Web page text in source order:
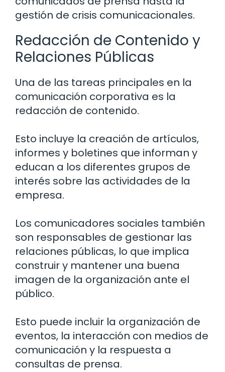
gestión de crisis comunicacionales.
Redacción de Contenido y
Relaciones Públicas
Una de las tareas principales en la
comunicación corporativa es la
redacción de contenido.
Esto incluye la creación de artículos,
informes y boletines que informan y
educan a los diferentes grupos de
interés sobre las actividades de la
empresa.
Los comunicadores sociales también
son responsables de gestionar las
relaciones públicas, lo que implica
construir y mantener una buena
imagen de la organización ante el
público.
Esto puede incluir la organización de
eventos, la interacción con medios de
comunicación y la respuesta a
consultas de prensa.